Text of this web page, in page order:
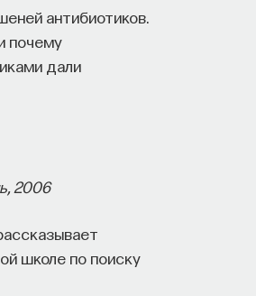
антибиотиков.
почему
дали
2006
школе по поиску